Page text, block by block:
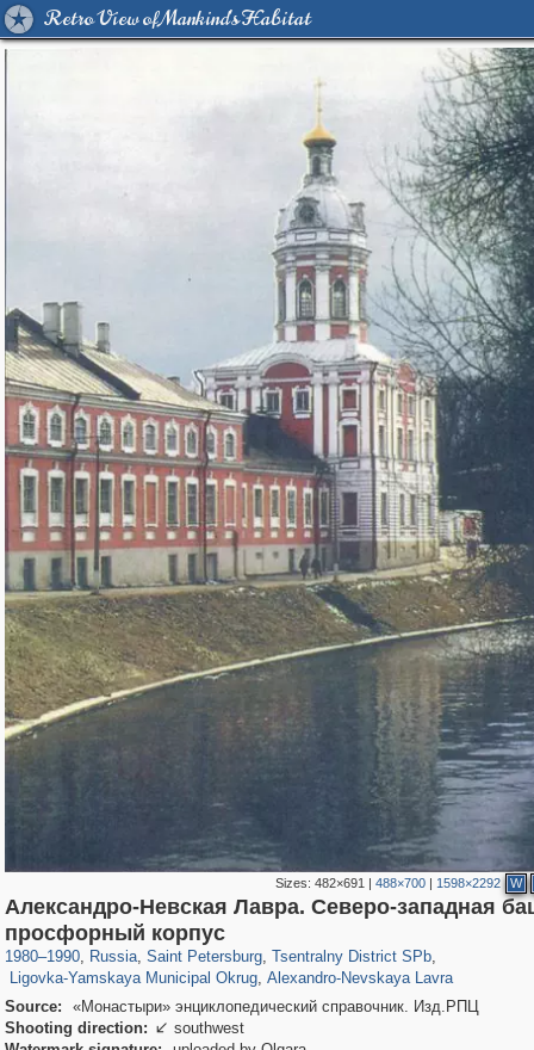
Retro View of Mankind's Habitat
Sizes:482×691 |488×700 | 1598×2292 W
Александро-Невская Лавра. Северо-западная
просфорный корпус
1980–1990, Russia
1,406,871 29,248
, Saint Petersburg
197,175 5,714
, Tsentralny District SPb,
Ligovka-Yamskaya Municipal Okrug
2,923 43
, Alexandro-Nevskaya Lavra
875 15
Source:
«Монастыри» энциклопедический справочник. Изд.РПЦ
Shooting direction:  southwest